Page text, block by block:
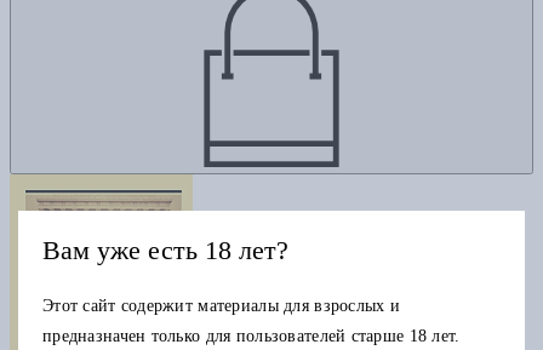
Вам уже есть 18 лет?
Этот сайт содержит материалы для взрослых и
предназначен только для пользователей старше 18 лет.